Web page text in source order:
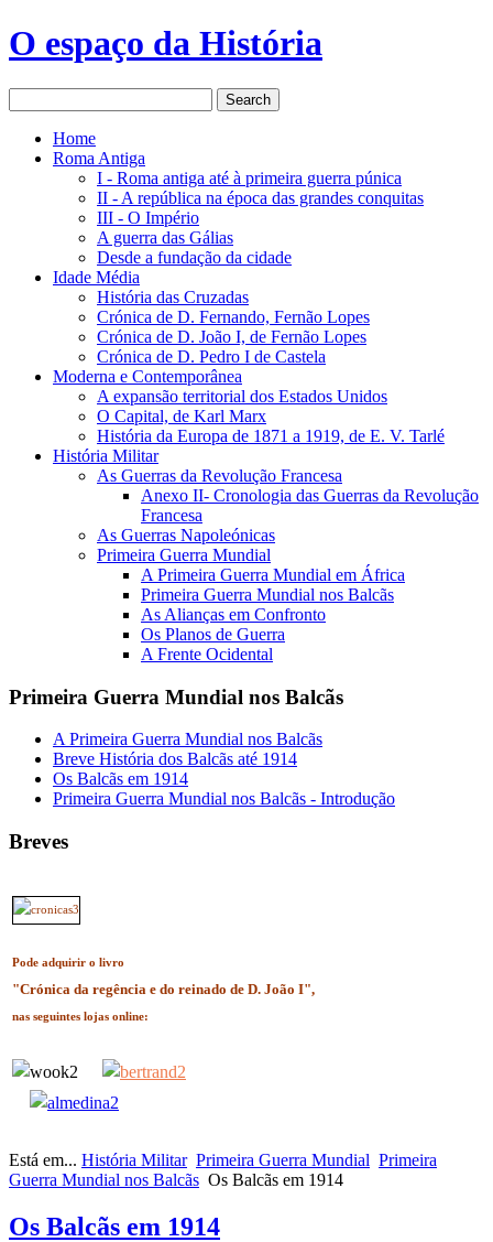
O espaço da História
Home
Roma Antiga
I - Roma antiga até à primeira guerra púnica
II - A república na época das grandes conquitas
III - O Império
A guerra das Gálias
Desde a fundação da cidade
Idade Média
História das Cruzadas
Crónica de D. Fernando, Fernão Lopes
Crónica de D. João I, de Fernão Lopes
Crónica de D. Pedro I de Castela
Moderna e Contemporânea
A expansão territorial dos Estados Unidos
O Capital, de Karl Marx
História da Europa de 1871 a 1919, de E. V. Tarlé
História Militar
As Guerras da Revolução Francesa
Anexo II- Cronologia das Guerras da Revolução
Francesa
As Guerras Napoleónicas
Primeira Guerra Mundial
A Primeira Guerra Mundial em África
Primeira Guerra Mundial nos Balcãs
As Alianças em Confronto
Os Planos de Guerra
A Frente Ocidental
Primeira Guerra Mundial nos Balcãs
A Primeira Guerra Mundial nos Balcãs
Breve História dos Balcãs até 1914
Os Balcãs em 1914
Primeira Guerra Mundial nos Balcãs - Introdução
Breves
Pode adquirir o livro
"Crónica da regência e do reinado de D. João I",
nas seguintes lojas online:
Está em... História Militar Primeira Guerra Mundial Primeira
Guerra Mundial nos Balcãs Os Balcãs em 1914
Os Balcãs em 1914